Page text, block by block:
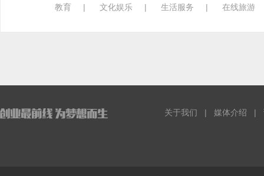
教育
| 文化娱乐 | 生活服务 | 在线旅游
关于我们 | 媒体介绍 |